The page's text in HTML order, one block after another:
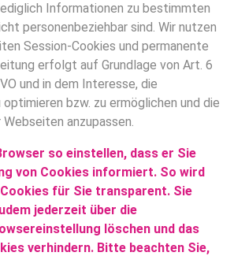
Informationen zu bestimmten
personenbeziehbar sind. Wir nutzen
Session-Cookies und permanente
erfolgt auf Grundlage von Art. 6
und in dem Interesse, die
bzw. zu ermöglichen und die
anzupassen.
so einstellen, dass er Sie
von Cookies informiert. So wird
für Sie transparent. Sie
jederzeit über die
löschen und das
verhindern. Bitte beachten Sie,